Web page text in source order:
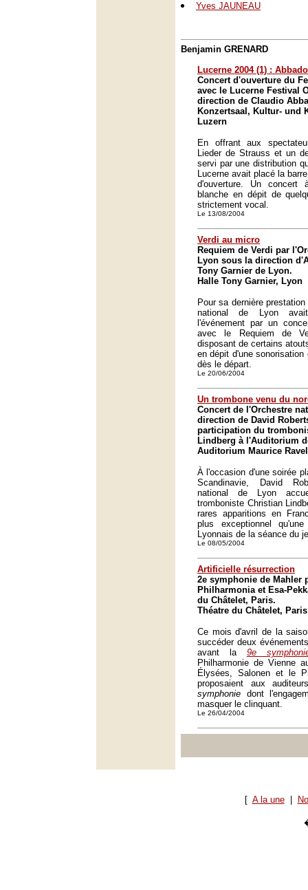
Yves JAUNEAU
Benjamin GRENARD
Lucerne 2004 (1) :
Concert d'ouverture du
avec le Lucerne Festival
direction de Claudio
Konzertsaal, Kultur- und
Luzern
En offrant aux
Lieder de Strauss et un
servi par une distribution
Lucerne avait placé la
d'ouverture. Un concert
blanche en dépit de
strictement vocal.
Le 13/08/2004
Verdi au micro
Requiem de Verdi par
Lyon sous la direction
Tony Garnier de Lyon.
Halle Tony Garnier, Lyon
Pour sa dernière
national de Lyon
l'événement par un
avec le Requiem de
disposant de certains
en dépit d'une
dès le départ.
Le 20/06/2004
Un trombone venu du
Concert de l'Orchestre
direction de David
participation du
Lindberg à l'Auditorium
Auditorium Maurice
À l'occasion d'une soirée
Scandinavie, David
national de Lyon
tromboniste Christian
rares apparitions en
plus exceptionnel
Lyonnais de la séance du
Le 08/05/2004
Artificielle résurrection
2e symphonie de Mahler
Philharmonia et Esa-
du Châtelet, Paris.
Théatre du Châtelet, Paris
Ce mois d'avril de la
succéder deux
avant la 9e
Philharmonie de Vienne
Élysées, Salonen et le
proposaient aux
symphonie dont
masquer le clinquant.
Le 26/04/2004
[ A la une|